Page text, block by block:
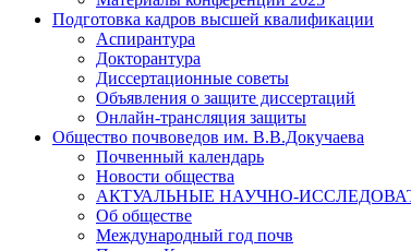
Подготовка кадров высшей квалификации
Аспирантура
Докторантура
Диссертационные советы
Объявления о защите диссертаций
Онлайн-трансляция защиты
Общество почвоведов им. В.В.Докучаева
Почвенный календарь
Новости общества
АКТУАЛЬНЫЕ НАУЧНО-
Об обществе
Международный год почв